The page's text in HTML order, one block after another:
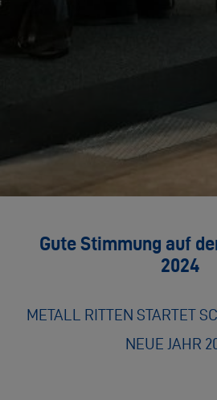
Gute Stimmung auf
2024
METALL RITTEN STARTET
NEUE JAHR